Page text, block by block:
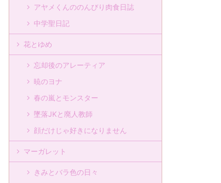
アヤメくんののんびり肉食日誌
中学聖日記
花とゆめ
忘却後のアレーティア
暁のヨナ
春の嵐とモンスター
墜落JKと廃人教師
顔だけじゃ好きになりません
マーガレット
きみとバラ色の日々